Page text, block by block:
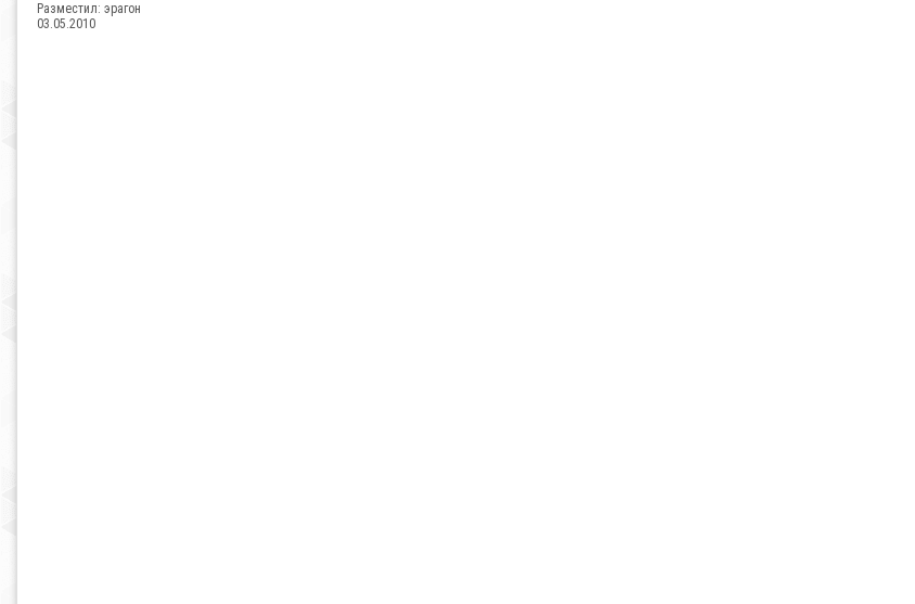
Разместил: эрагон
03.05.2010